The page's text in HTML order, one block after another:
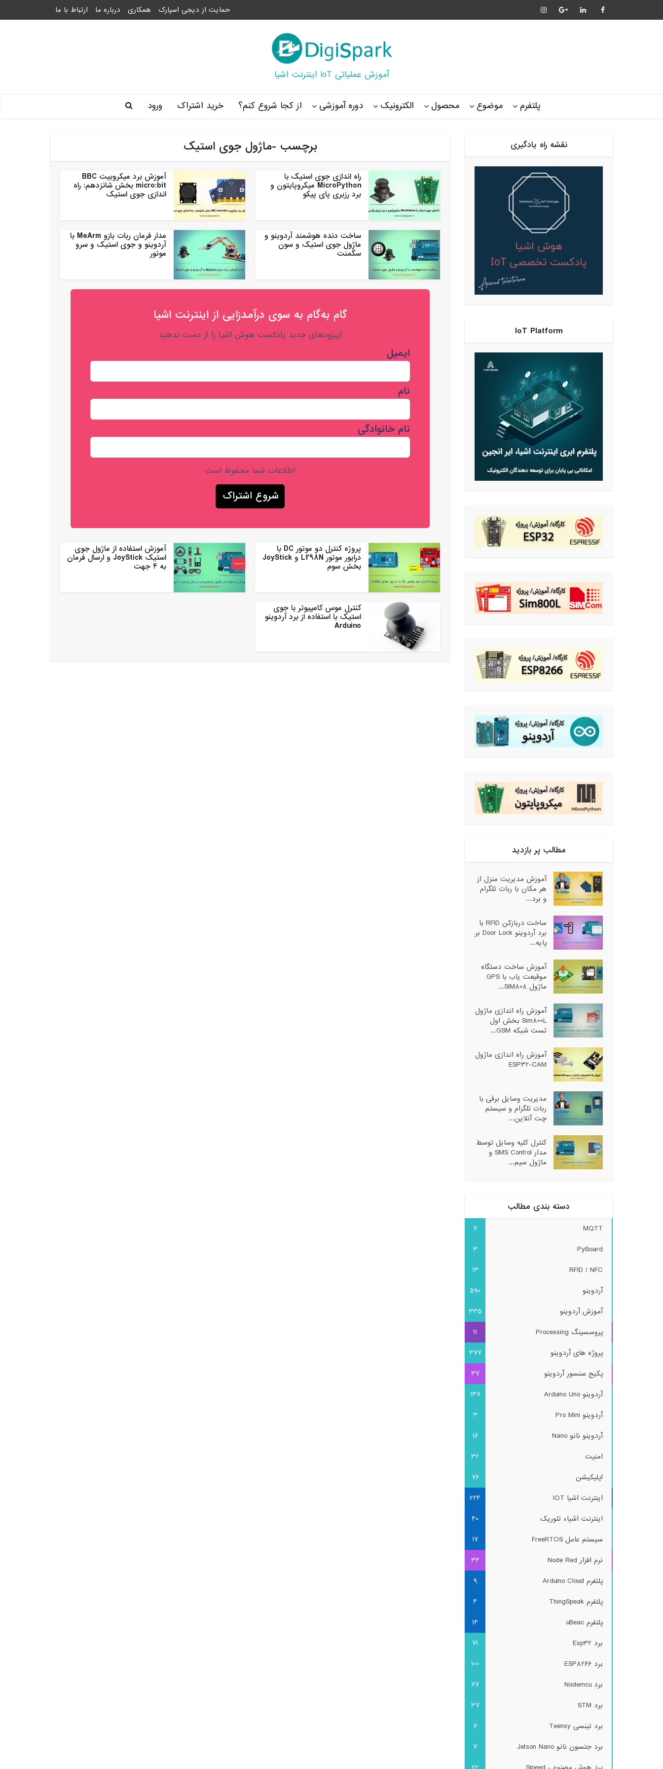
حمایت از دیجی اسپارک همکاری درباره ما ارتباط با ما
آموزش عملیاتی IoT اینترنت اشیا
پلتفرم موضوع محصول الکترونیک دوره آموزشی از کجا شروع کنم؟ خرید اشتراک ورود
برچسب -ماژول جوی استیک
راه اندازی جوی استیک با
MicroPython میکروپایتون و
برد رزبری پای پیکو
آموزش برد میکروبیت BBC
micro:bit بخش شانزدهم: راه
اندازی جوی استیک
ساخت دنده هوشمند آردوینو و
ماژول جوی استیک و سون
سگمنت
مدار فرمان ربات بازو MeArm با
آردوینو و جوی استیک و سرو
موتور
گام به‌گام به‌ سوی درآمدزایی از اینترنت اشیا
اپیزودهای جدید پادکست هوش اشیا را از دست ندهید
ایمیل
نام
نام خانوادگی
اطلاعات شما محفوظ است
پروژه کنترل دو موتور DC با
درایور موتور L298N و JoyStick
بخش سوم
آموزش استفاده از ماژول جوی
استیک JoyStick و ارسال فرمان
به ۴ جهت
کنترل موس کامپیوتر با جوی
استیک با استفاده از برد آردوینو
Arduino
نقشه راه یادگیری
IoT Platform
مطالب پر بازدید
آموزش مدیریت منزل از
هر مکان با ربات تلگرام
و برد...
ساخت دربازکن RFID با
برد آردوینو Door Lock بر
پایه...
آموزش ساخت دستگاه
موقیعت یاب با GPS
ماژول SIM808...
آموزش راه اندازی ماژول
Sim800L بخش اول
تست شبکه GSM...
آموزش راه اندازی ماژول
ESP32-CAM
مدیریت وسایل برقی با
ربات تلگرام و سیستم
چت آنلاین...
کنترل کلیه وسایل توسط
مدار SMS Control و
ماژول سیم...
دسته بندی مطالب
MQTT
7
PyBoard
3
RFID / NFC
13
آردوینو
590
آموزش آردوینو
335
پروسسینگ Processing
11
پروژه های آردوینو
377
پکیج سنسور آردوینو
37
آردوینو Arduino Uno
137
آردوینو Pro Mini
3
آردوینو نانو Nano
16
امنیت
32
اپلیکیشن
76
اینترنت اشیا IOT
224
اینترنت اشیاء تئوریک
40
سیستم عامل FreeRTOS
17
نرم افزار Node Red
34
پلتفرم Arduino Cloud
9
پلتفرم ThingSpeak
4
پلتفرم uBeac
14
برد Esp32
71
برد ESP8266
100
برد Nodemcu
77
برد STM
37
برد تینسی Teensy
6
برد جتسون نانو Jetson Nano
7